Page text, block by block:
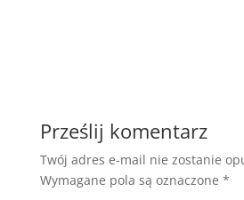
Prześlij komentarz
Twój adres e-mail nie zostanie
Wymagane pola są oznaczone *